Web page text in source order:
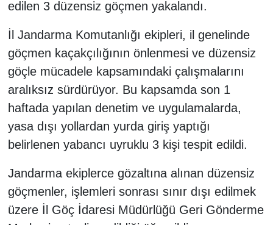
edilen 3 düzensiz göçmen yakalandı.
İl Jandarma Komutanlığı ekipleri, il genelinde
göçmen kaçakçılığının önlenmesi ve düzensiz
göçle mücadele kapsamındaki çalışmalarını
aralıksız sürdürüyor. Bu kapsamda son 1
haftada yapılan denetim ve uygulamalarda,
yasa dışı yollardan yurda giriş yaptığı
belirlenen yabancı uyruklu 3 kişi tespit edildi.
Jandarma ekiplerce gözaltına alınan düzensiz
göçmenler, işlemleri sonrası sınır dışı edilmek
üzere İl Göç İdaresi Müdürlüğü Geri Gönderme